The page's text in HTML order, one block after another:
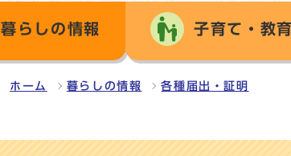
暮らしの情報 子育て・教育
ホーム 暮らしの情報 各種届出・証明